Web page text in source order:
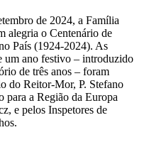
de 2024, a Família
alegria o Centenário de
País (1924-2024). As
um ano festivo – introduzido
de três anos – foram
do Reitor-Mor, P. Stefano
a Região da Europa
e pelos Inspetores de